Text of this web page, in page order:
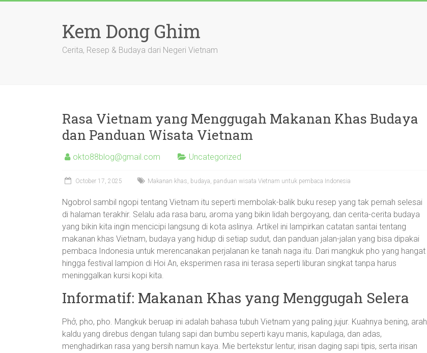
Kem Dong Ghim
Cerita, Resep & Budaya dari Negeri Vietnam
Rasa Vietnam yang Menggugah Makanan Khas Budaya
dan Panduan Wisata Vietnam
okto88blog@gmail.com Uncategorized
October 17, 2025 Makanan khas, budaya, panduan wisata Vietnam untuk pembaca Indonesia
Ngobrol sambil ngopi tentang Vietnam itu seperti membolak-balik buku resep yang tak pernah selesai
di halaman terakhir. Selalu ada rasa baru, aroma yang bikin lidah bergoyang, dan cerita-cerita budaya
yang bikin kita ingin mencicipi langsung di kota aslinya. Artikel ini lampirkan catatan santai tentang
makanan khas Vietnam, budaya yang hidup di setiap sudut, dan panduan jalan-jalan yang bisa dipakai
pembaca Indonesia untuk merencanakan perjalanan ke tanah naga itu. Dari mangkuk pho yang hangat
hingga festival lampion di Hoi An, eksperimen rasa ini terasa seperti liburan singkat tanpa harus
meninggalkan kursi kopi kita.
Informatif: Makanan Khas yang Menggugah Selera
Phở, pho, pho. Mangkuk beruap ini adalah bahasa tubuh Vietnam yang paling jujur. Kuahnya bening, arah
kaldu yang direbus dengan tulang sapi dan bumbu seperti kayu manis, kapulaga, dan adas,
menghadirkan rasa yang bersih namun kaya. Mie bertekstur lentur, irisan daging sapi tipis, serta irisan